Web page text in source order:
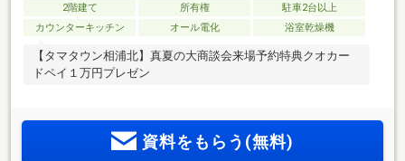
2階建て 所有権
駐車2台以上
カウンターキッチン
オール電化 浴室乾燥機
【タマタウン相浦北】真夏の大商談会来場予約特典クオカー
ドペイ１万円プレゼン
資料をもらう(無料)